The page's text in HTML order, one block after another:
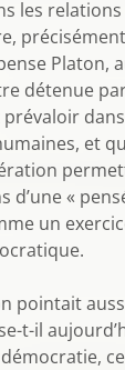
les
Platon,
détenue
et
d’une «
un
pointait
t-il